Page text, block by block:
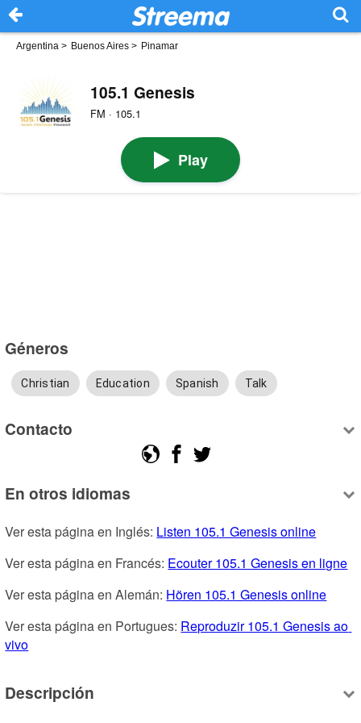
Argentina > Buenos Aires > Pinamar
105.1 Genesis
FM · 105.1
Play
Géneros
Christian Education Spanish Talk
Contacto
En otros idiomas
Ver esta página en Inglés: Listen 105.1 Genesis online
Ver esta página en Francés: Ecouter 105.1 Genesis en ligne
Ver esta página en Alemán: Hören 105.1 Genesis online
Ver esta página en Portugues: Reproduzir 105.1 Genesis ao
vivo
Descripción